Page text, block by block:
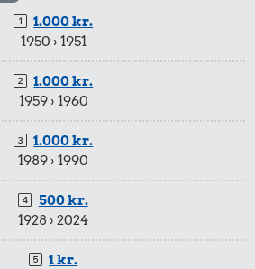
1.000 kr.
1950 › 1951
1.000 kr.
1959 › 1960
1.000 kr.
1989 › 1990
500 kr.
1928 › 2024
1 kr.